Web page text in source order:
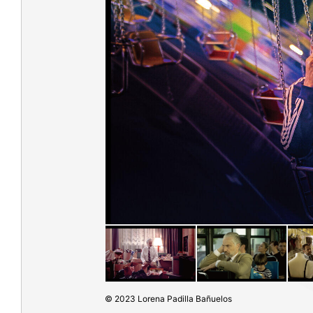
© 2023 Lorena Padilla Bañuelos